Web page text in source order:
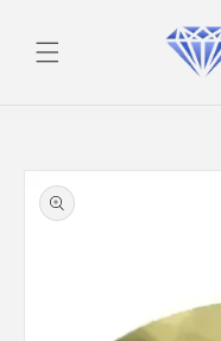
contenu
Passer aux
informations
produits